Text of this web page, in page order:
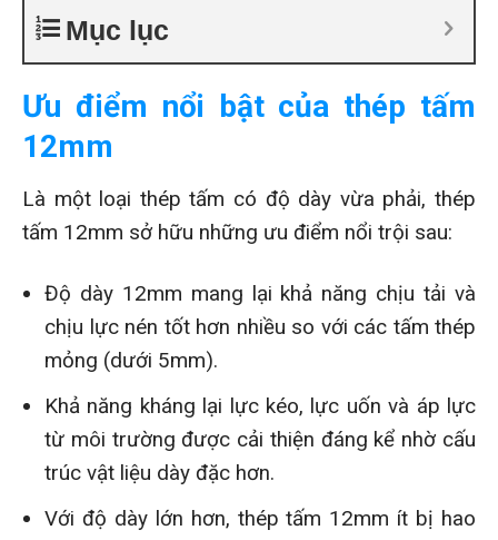
Mục lục
Ưu điểm nổi bật của thép tấm
12mm
Là một loại thép tấm có độ dày vừa phải, thép
tấm 12mm sở hữu những ưu điểm nổi trội sau:
Độ dày 12mm mang lại khả năng chịu tải và
chịu lực nén tốt hơn nhiều so với các tấm thép
mỏng (dưới 5mm).
Khả năng kháng lại lực kéo, lực uốn và áp lực
từ môi trường được cải thiện đáng kể nhờ cấu
trúc vật liệu dày đặc hơn.
Với độ dày lớn hơn, thép tấm 12mm ít bị hao